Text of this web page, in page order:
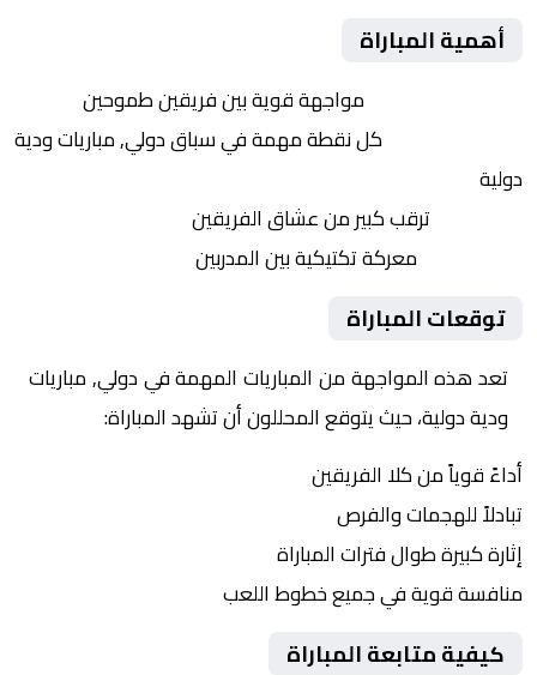
أهمية المباراة
مواجهة قوية بين فريقين طموحين
كل نقطة مهمة في سباق دولي, مباريات ودية
دولية
ترقب كبير من عشاق الفريقين
معركة تكتيكية بين المدربين
توقعات المباراة
تعد هذه المواجهة من المباريات المهمة في دولي, مباريات
ودية دولية، حيث يتوقع المحللون أن تشهد المباراة:
أداءً قوياً من كلا الفريقين
تبادلاً للهجمات والفرص
إثارة كبيرة طوال فترات المباراة
منافسة قوية في جميع خطوط اللعب
كيفية متابعة المباراة